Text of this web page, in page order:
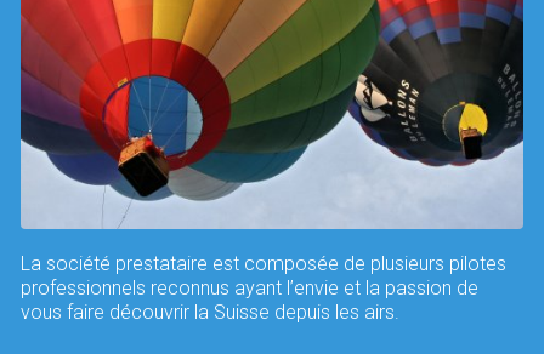
La société prestataire est composée de plusieurs pilotes
professionnels reconnus ayant l’envie et la passion de
vous faire découvrir la Suisse depuis les airs.